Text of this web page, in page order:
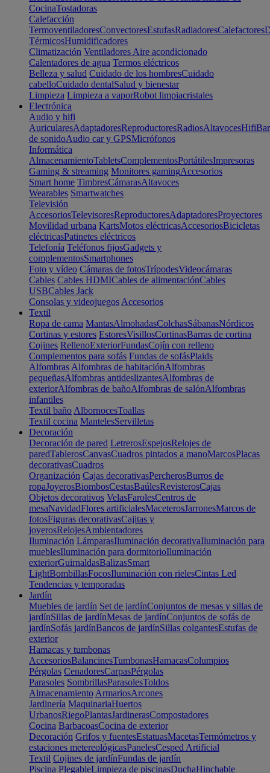
CocinaTostadoras
Calefacción
TermoventiladoresConvectoresEstufasRadiadoresCalefactores
TérmicosHumidificadores
Climatización Ventiladores Aire acondicionado
Calentadores de agua Termos eléctricos
Belleza y salud Cuidado de los hombresCuidado
cabelloCuidado dentalSalud y bienestar
Limpieza Limpieza a vaporRobot limpiacristales
Electrónica
Audio y hifi
AuricularesAdaptadoresReproductoresRadiosAltavocesHifi
de sonidoAudio car y GPSMicrófonos
Informática
AlmacenamientoTabletsComplementosPortátilesImpresoras
Gaming & streaming Monitores gamingAccesorios
Smart home TimbresCámarasAltavoces
Wearables Smartwatches
Televisión
AccesoriosTelevisoresReproductoresAdaptadoresProyectores
Movilidad urbana KartsMotos eléctricasAccesoriosBicicletas
eléctricasPatinetes eléctricos
Telefonía Teléfonos fijosGadgets y
complementosSmartphones
Foto y vídeo Cámaras de fotosTrípodesVideocámaras
Cables Cables HDMICables de alimentaciónCables
USBCables Jack
Consolas y videojuegos Accesorios
Textil
Ropa de cama MantasAlmohadasColchasSábanasNórdicos
Cortinas y estores EstoresVisillosCortinasBarras de cortina
Cojines RellenoExteriorFundasCojín con relleno
Complementos para sofás Fundas de sofásPlaids
Alfombras Alfombras de habitaciónAlfombras
pequeñasAlfombras antideslizantesAlfombras de
exteriorAlfombras de bañoAlfombras de salónAlfombras
infantiles
Textil baño AlbornocesToallas
Textil cocina MantelesServilletas
Decoración
Decoración de pared LetrerosEspejosRelojes de
paredTablerosCanvasCuadros pintados a manoMarcosPlacas
decorativasCuadros
Organización Cajas decorativasPercherosBurros de
ropaJoyerosBiombosCestasBaúlesRevisterosCajas
Objetos decorativos VelasFarolesCentros de
mesaNavidadFlores artificialesMaceterosJarronesMarcos de
fotosFiguras decorativasCajitas y
joyerosRelojesAmbientadores
Iluminación LámparasIluminación decorativaIluminación para
mueblesIluminación para dormitorioIluminación
exteriorGuirnaldasBalizasSmart
LightBombillasFocosIluminación con rielesCintas Led
Tendencias y temporadas
Jardín
Muebles de jardín Set de jardínConjuntos de mesas y sillas de
jardínSillas de jardínMesas de jardínConjuntos de sofás de
jardínSofás jardínBancos de jardínSillas colgantesEstufas de
exterior
Hamacas y tumbonas
AccesoriosBalancinesTumbonasHamacasColumpios
Pérgolas CenadoresCarpasPérgolas
Parasoles SombrillasParasolesToldos
Almacenamiento ArmariosArcones
Jardinería MaquinariaHuertos
UrbanosRiegoPlantasJardinerasCompostadores
Cocina BarbacoasCocina de exterior
Decoración Grifos y fuentesEstatuasMacetasTermómetros y
estaciones metereológicasPanelesCesped Artificial
Textil Cojines de jardínFundas de jardín
Piscina PlegableLimpieza de piscinasDuchaHinchable